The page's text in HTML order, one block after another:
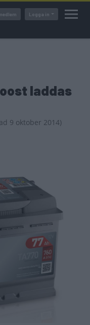
Logga in
laddas
9 oktober 2014)